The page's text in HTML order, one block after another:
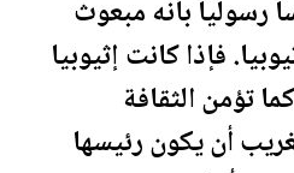
رسولياً بأنه مبعوث
فإذا كانت إثيوبيا
تؤمن الثقافة
أن يكون رئيسها